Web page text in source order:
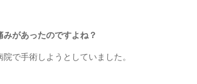
があったのですよね？
で手術しようとしていました。